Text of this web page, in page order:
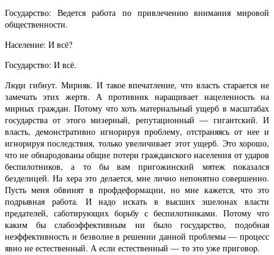
Государство: Ведется работа по привлечению внимания мировой
общественности.
Население: И всё?
Государство: И всё.
Люди гибнут. Мирняк. И такое впечатление, что власть старается не
замечать этих жертв. А противник наращивает нацеленность на
мирных граждан. Потому что хоть материальный ущерб в масштабах
государства от этого мизерный, репутационный — гигантский. И
власть, демонстративно игнорируя проблему, отстраняясь от нее и
игнорируя последствия, только увеличивает этот ущерб. Это хорошо,
что не обнародованы общие потери гражданского населения от ударов
беспилотников, а то бы вам пригожинский мятеж показался
безделицей. На хера это делается, мне лично непонятно совершенно.
Пусть меня обвинят в профдеформации, но мне кажется, что это
подрывная работа. И надо искать в высших эшелонах власти
предателей, саботирующих борьбу с беспилотниками. Потому что
каким бы слабоэффективным ни было государство, подобная
неэффективность и безволие в решении данной проблемы — процесс
явно не естественный. А если естественный — то это уже приговор.